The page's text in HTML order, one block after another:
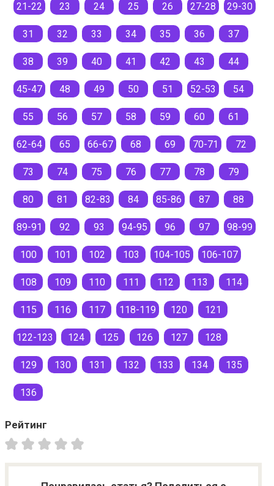
21-22 23 24 25 26 27-28 29-30
31 32 33 34 35 36 37
38 39 40 41 42 43 44
45-47 48 49 50 51 52-53 54
55 56 57 58 59 60 61
62-64 65 66-67 68 69 70-71 72
73 74 75 76 77 78 79
80 81 82-83 84 85-86 87 88
89-91 92 93 94-95 96 97 98-99
100 101 102 103 104-105 106-107
108 109 110 111 112 113 114
115 116 117 118-119 120 121
122-123 124 125 126 127 128
129 130 131 132 133 134 135
136
Рейтинг